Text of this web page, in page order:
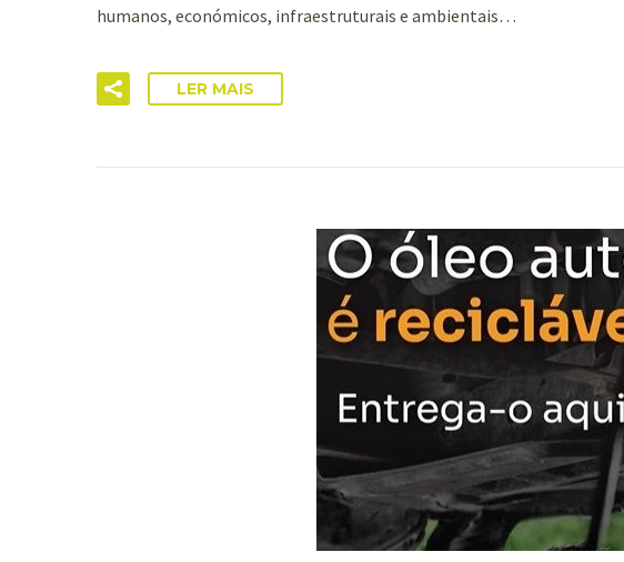
humanos, económicos, infraestruturais e ambientais…
LER MAIS